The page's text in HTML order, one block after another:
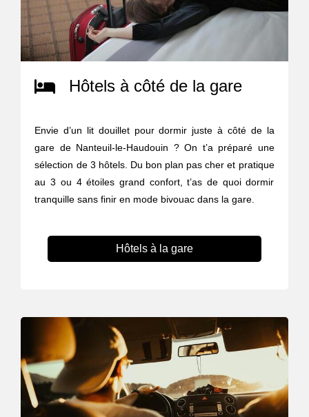
Hôtels à côté de la gare
Envie d’un lit douillet pour dormir juste à côté de la
gare de Nanteuil-le-Haudouin ? On t’a préparé une
sélection de 3 hôtels. Du bon plan pas cher et pratique
au 3 ou 4 étoiles grand confort, t’as de quoi dormir
tranquille sans finir en mode bivouac dans la gare.
Hôtels à la gare